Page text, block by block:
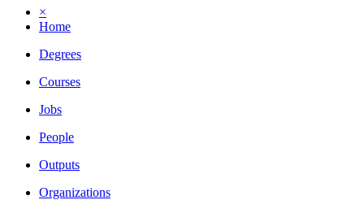
×
Home
Degrees
Courses
Jobs
People
Outputs
Organizations